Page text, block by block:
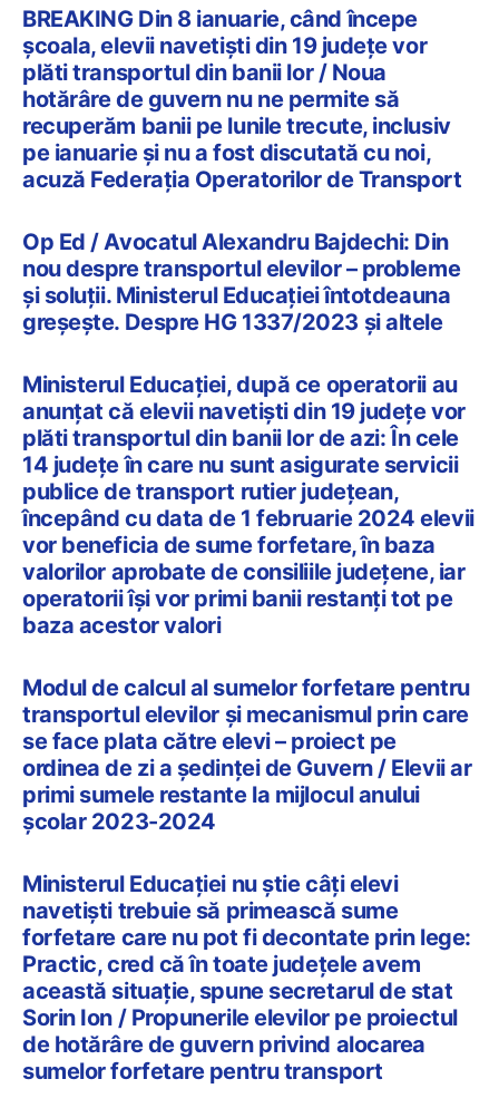
BREAKING Din 8 ianuarie, când începe
școala, elevii navetiști din 19 județe vor
plăti transportul din banii lor / Noua
hotărâre de guvern nu ne permite să
recuperăm banii pe lunile trecute, inclusiv
pe ianuarie și nu a fost discutată cu noi,
acuză Federația Operatorilor de Transport
Op Ed / Avocatul Alexandru Bajdechi: Din
nou despre transportul elevilor – probleme
și soluții. Ministerul Educației întotdeauna
greșește. Despre HG 1337/2023 și altele
Ministerul Educației, după ce operatorii au
anunțat că elevii navetiști din 19 județe vor
plăti transportul din banii lor de azi: În cele
14 judeţe în care nu sunt asigurate servicii
publice de transport rutier judeţean,
începând cu data de 1 februarie 2024 elevii
vor beneficia de sume forfetare, în baza
valorilor aprobate de consiliile judeţene, iar
operatorii își vor primi banii restanți tot pe
baza acestor valori
Modul de calcul al sumelor forfetare pentru
transportul elevilor și mecanismul prin care
se face plata către elevi – proiect pe
ordinea de zi a ședinței de Guvern / Elevii ar
primi sumele restante la mijlocul anului
școlar 2023-2024
Ministerul Educației nu știe câți elevi
navetiști trebuie să primească sume
forfetare care nu pot fi decontate prin lege:
Practic, cred că în toate județele avem
această situație, spune secretarul de stat
Sorin Ion / Propunerile elevilor pe proiectul
de hotărâre de guvern privind alocarea
sumelor forfetare pentru transport